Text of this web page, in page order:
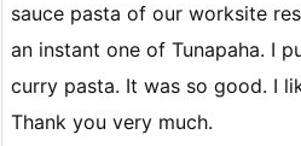
sauce pasta of our worksite
an instant one of Tunapaha. I
curry pasta. It was so good. I
Thank you very much.